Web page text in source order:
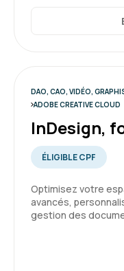
DAO, CAO, VIDÉO,
ADOBE CREATIVE CLOUD
InDesign,
ÉLIGIBLE CPF
Optimisez votre
avancés,
gestion des